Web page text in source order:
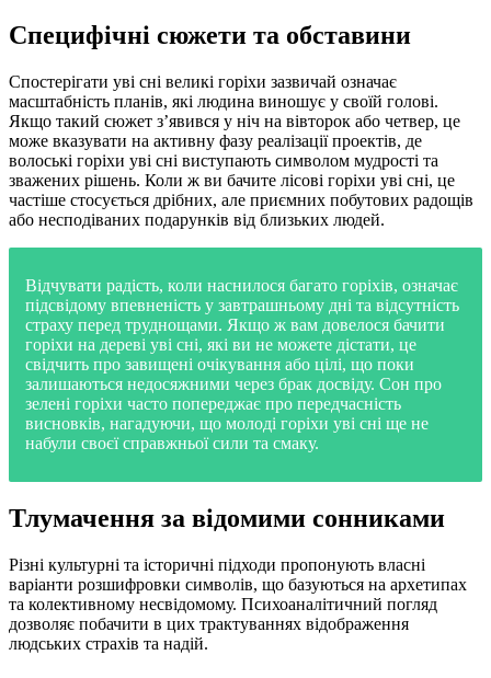
Специфічні сюжети та обставини
Спостерігати уві сні великі горіхи зазвичай означає
масштабність планів, які людина виношує у своїй голові.
Якщо такий сюжет з’явився у ніч на вівторок або четвер, це
може вказувати на активну фазу реалізації проектів, де
волоські горіхи уві сні виступають символом мудрості та
зважених рішень. Коли ж ви бачите лісові горіхи уві сні, це
частіше стосується дрібних, але приємних побутових радощів
або несподіваних подарунків від близьких людей.
Відчувати радість, коли наснилося багато горіхів, означає
підсвідому впевненість у завтрашньому дні та відсутність
страху перед труднощами. Якщо ж вам довелося бачити
горіхи на дереві уві сні, які ви не можете дістати, це
свідчить про завищені очікування або цілі, що поки
залишаються недосяжними через брак досвіду. Сон про
зелені горіхи часто попереджає про передчасність
висновків, нагадуючи, що молоді горіхи уві сні ще не
набули своєї справжньої сили та смаку.
Тлумачення за відомими сонниками
Різні культурні та історичні підходи пропонують власні
варіанти розшифровки символів, що базуються на архетипах
та колективному несвідомому. Психоаналітичний погляд
дозволяє побачити в цих трактуваннях відображення
людських страхів та надій.